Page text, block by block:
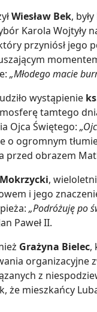
Wiesław Bek,
Karola Wojtyły
przyniósł
„Młodego macie
wystąpienie
tamtego
Ojca Świętego:
o ogromnym
przed obrazem
,
i jego
„Podróżuję po
Paweł II.
Grażyna Bielec,
organizacyjne
z
że mieszkańcy